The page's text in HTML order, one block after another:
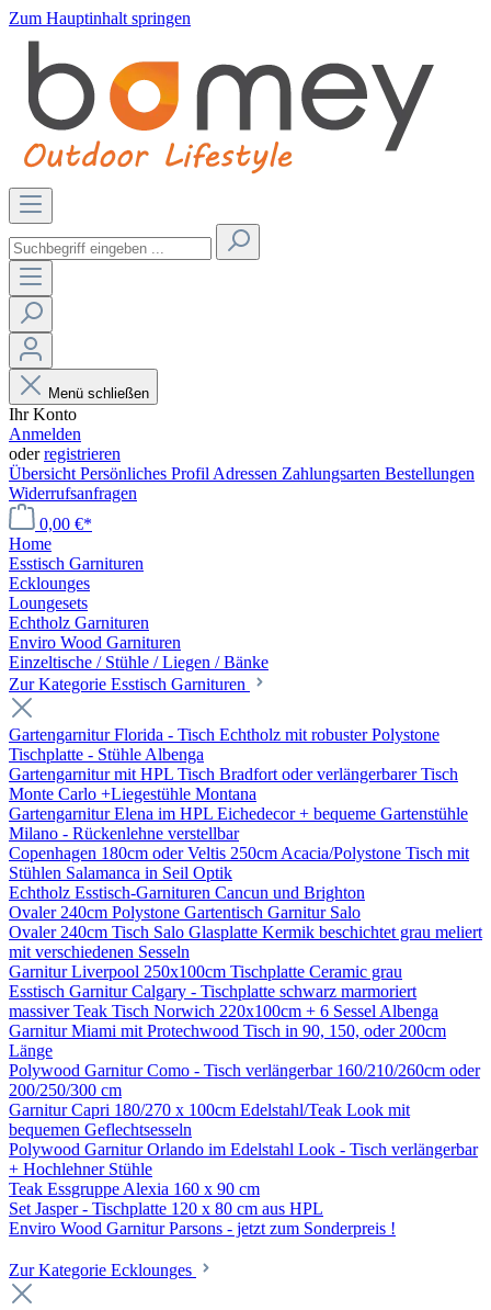
Zum Hauptinhalt springen
Menü schließen
Ihr Konto
Anmelden
oderregistrieren
Übersicht Persönliches Profil Adressen Zahlungsarten Bestellungen
Widerrufsanfragen
0,00 €*
Home
Esstisch Garnituren
Ecklounges
Loungesets
Echtholz Garnituren
Enviro Wood Garnituren
Einzeltische / Stühle / Liegen / Bänke
Zur Kategorie Esstisch Garnituren
Gartengarnitur Florida - Tisch Echtholz mit robuster Polystone
Tischplatte - Stühle Albenga
Gartengarnitur mit HPL Tisch Bradfort oder verlängerbarer Tisch
Monte Carlo +Liegestühle Montana
Gartengarnitur Elena im HPL Eichedecor + bequeme Gartenstühle
Milano - Rückenlehne verstellbar
Copenhagen 180cm oder Veltis 250cm Acacia/Polystone Tisch mit
Stühlen Salamanca in Seil Optik
Echtholz Esstisch-Garnituren Cancun und Brighton
Ovaler 240cm Polystone Gartentisch Garnitur Salo
Ovaler 240cm Tisch Salo Glasplatte Kermik beschichtet grau meliert
mit verschiedenen Sesseln
Garnitur Liverpool 250x100cm Tischplatte Ceramic grau
Esstisch Garnitur Calgary - Tischplatte schwarz marmoriert
massiver Teak Tisch Norwich 220x100cm + 6 Sessel Albenga
Garnitur Miami mit Protechwood Tisch in 90, 150, oder 200cm
Länge
Polywood Garnitur Como - Tisch verlängerbar 160/210/260cm oder
200/250/300 cm
Garnitur Capri 180/270 x 100cm Edelstahl/Teak Look mit
bequemen Geflechtsesseln
Polywood Garnitur Orlando im Edelstahl Look - Tisch verlängerbar
+ Hochlehner Stühle
Teak Essgruppe Alexia 160 x 90 cm
Set Jasper - Tischplatte 120 x 80 cm aus HPL
Enviro Wood Garnitur Parsons - jetzt zum Sonderpreis !
Zur Kategorie Ecklounges